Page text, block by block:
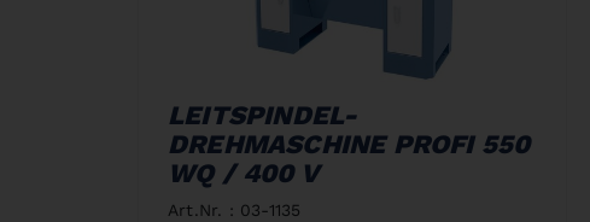
LEITSPINDEL-
DREHMASCHINE PROFI 550
WQ / 400 V
Art.Nr. : 03-1135